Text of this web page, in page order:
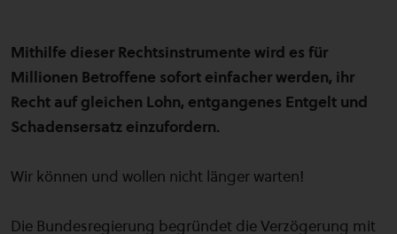
Mithilfe dieser Rechtsinstrumente wird es für
Millionen Betroffene sofort einfacher werden, ihr
Recht auf gleichen Lohn, entgangenes Entgelt und
Schadensersatz einzufordern.
Wir können und wollen nicht länger warten!
Die Bundesregierung begründet die Verzögerung mit